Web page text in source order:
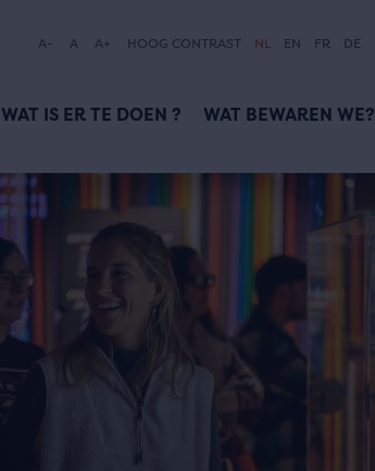
A- A A+ HOOG CONTRAST NL EN FR DE
WAT IS ER TE DOEN ? WAT BEWAREN WE?